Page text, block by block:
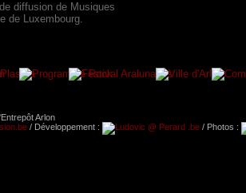
diffusion de Musiques
de Luxembourg.
Arlon
/ Développement : / Photos :